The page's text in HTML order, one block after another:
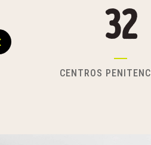
1000
BENEFICIARIOS